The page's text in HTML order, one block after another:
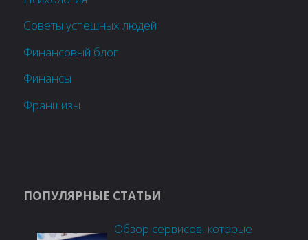
Советы успешных людей
Финансовый блог
Финансы
Франшизы
ПОПУЛЯРНЫЕ СТАТЬИ
Обзор сервисов, которые